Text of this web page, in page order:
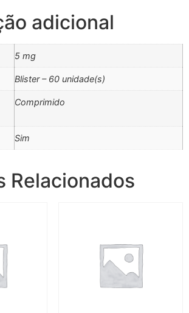
adicional
5 mg
Blister – 60 unidade(s)
Comprimido
Sim
Relacionados